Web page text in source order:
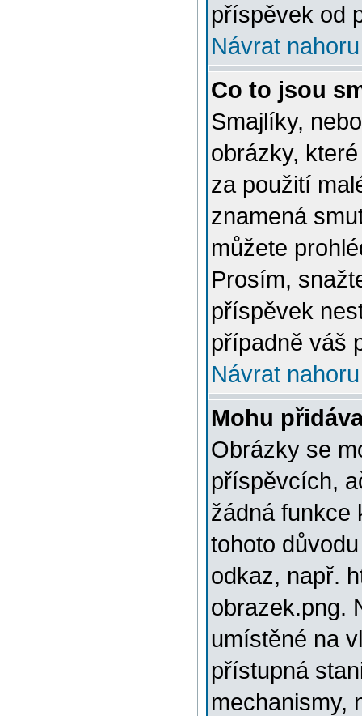
příspěvek od
Návrat nahoru
Co to jsou
Smajlíky,
obrázky,
za použití
znamená
můžete
Prosím,
příspěvek
případně váš
Návrat nahoru
Mohu
Obrázky se
příspěvcích,
žádná funkce
tohoto
odkaz, např.
obrazek.png.
umístěné na
přístupná
mechanismy,